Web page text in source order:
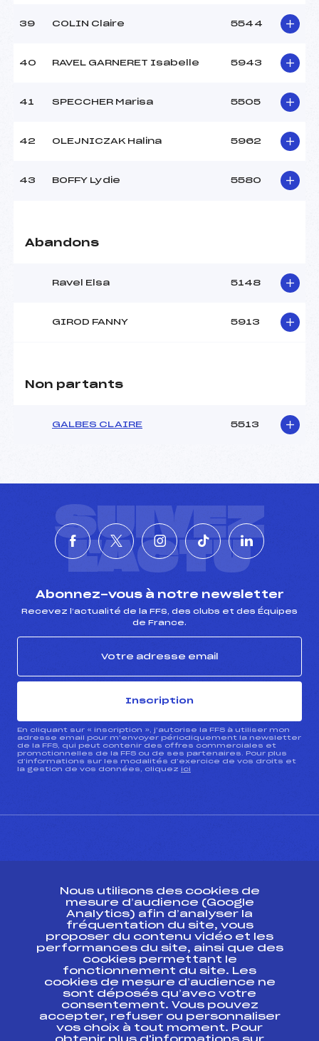
39 COLIN Claire 5544
40 RAVEL GARNERET Isabelle 5943
41 SPECCHER Marisa 5505
42 OLEJNICZAK Halina 5962
43 BOFFY Lydie 5580
Abandons
Ravel Elsa 5148
GIROD FANNY 5913
Non partants
GALBES CLAIRE 5513
SUIVEZ
L'ACTU
Abonnez-vous à notre newsletter
Recevez l’actualité de la FFS, des clubs et des Équipes
de France.
Inscription
En cliquant sur « inscription », j’autorise la FFS à utiliser mon
adresse email pour m’envoyer périodiquement la newsletter
de la FFS, qui peut contenir des offres commerciales et
promotionnelles de la FFS ou de ses partenaires. Pour plus
d’informations sur les modalités d’exercice de vos droits et
la gestion de vos données, cliquez ici
Ressources
Pass’Neige
Projet sportif fédéral
Projet de performance fédéral
Antidopage
Pôle Développement, Formation, Suivi
Scientifique
Listes ministérielles
Nous utilisons des cookies de
mesure d’audience (Google
Analytics) afin d’analyser la
fréquentation du site, vous
proposer du contenu vidéo et les
performances du site, ainsi que des
cookies permettant le
fonctionnement du site. Les
cookies de mesure d’audience ne
sont déposés qu’avec votre
consentement. Vous pouvez
accepter, refuser ou personnaliser
vos choix à tout moment. Pour